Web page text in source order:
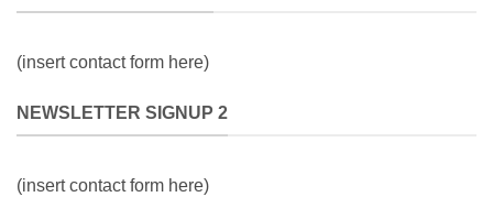
(insert contact form here)
NEWSLETTER SIGNUP 2
(insert contact form here)